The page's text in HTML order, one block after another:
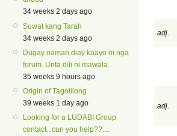
34 weeks 2 days ago
Suwat kang Tarah
34 weeks 2 days ago
Dugay naman diay kaayo ni nga
forum. Unta dili ni mawala.
35 weeks 9 hours ago
Origin of Tagolilong
39 weeks 1 day ago
Looking for a LUDABI Group
contact...can you help??....
adj.
adj.